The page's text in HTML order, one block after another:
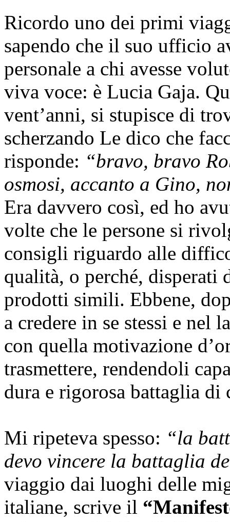
Ricordo uno dei primi
sapendo che il suo ufficio
personale a chi avesse
viva voce: è Lucia Gaja.
vent’anni, si stupisce di
scherzando Le dico che
risponde: “bravo, bravo
osmosi, accanto a Gino,
Era davvero così, ed ho
volte che le persone si
consigli riguardo alle
qualità, o perché, disperati
prodotti simili. Ebbene,
a credere in se stessi e nel
con quella motivazione
trasmettere, rendendoli
dura e rigorosa battaglia
Mi ripeteva spesso: “la
devo vincere la battaglia
viaggio dai luoghi delle
italiane, scrive il